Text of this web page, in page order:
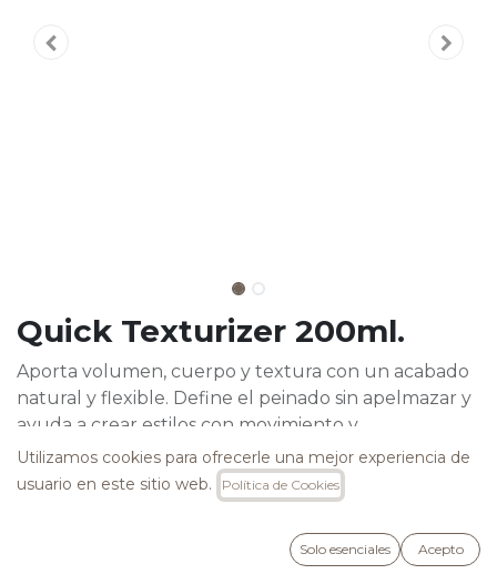
Quick Texturizer 200ml.
Aporta volumen, cuerpo y textura con un acabado
natural y flexible. Define el peinado sin apelmazar y
ayuda a crear estilos con movimiento y
personalidad. Ideal para looks desenfadados y llenos
de carácter.
Utilizamos cookies para ofrecerle una mejor experiencia de
usuario en este sitio web.
Política de Cookies
Solo esenciales Acepto